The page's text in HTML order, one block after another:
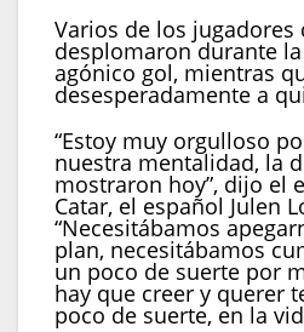
Varios de los jugadores
desplomaron durante
agónico gol, mientras
desesperadamente a
“Estoy muy orgulloso
nuestra mentalidad, la
mostraron hoy”, dijo el
Catar, el español Julen
“Necesitábamos
plan, necesitábamos
un poco de suerte por
hay que creer y querer
poco de suerte, en la